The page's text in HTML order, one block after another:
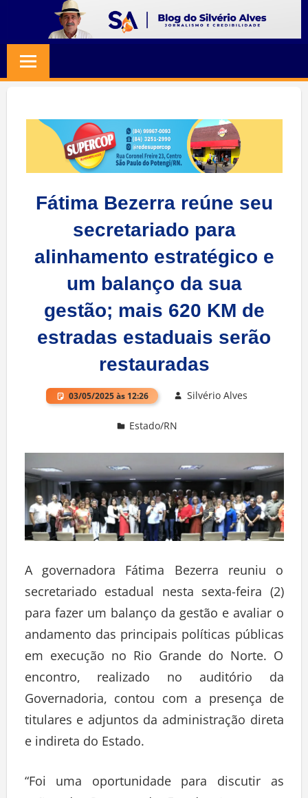
content
SILVERIO
ALVES
Jornalismo
Credibilidade
Fátima Bezerra reúne seu
secretariado para
alinhamento estratégico e
um balanço da sua
gestão; mais 620 KM de
estradas estaduais serão
restauradas
03/05/2025 às 12:26 Silvério Alves
Estado/RN
A governadora Fátima Bezerra reuniu o
secretariado estadual nesta sexta-feira (2)
para fazer um balanço da gestão e avaliar o
andamento das principais políticas públicas
em execução no Rio Grande do Norte. O
encontro, realizado no auditório da
Governadoria, contou com a presença de
titulares e adjuntos da administração direta
e indireta do Estado.
“Foi uma oportunidade para discutir as